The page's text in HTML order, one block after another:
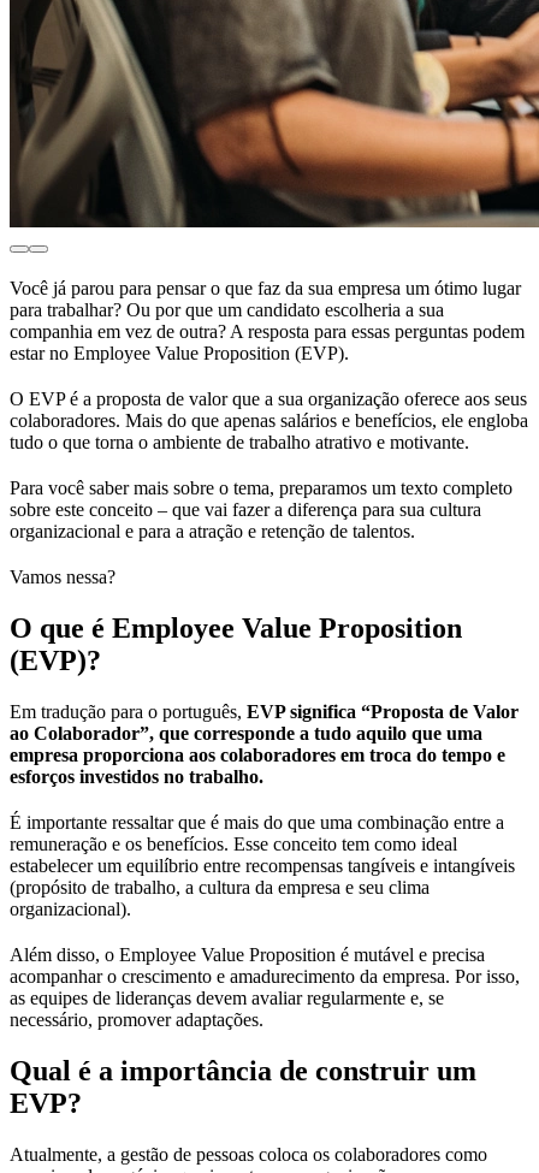
Você já parou para pensar o que faz da sua empresa um ótimo lugar
para trabalhar? Ou por que um candidato escolheria a sua
companhia em vez de outra? A resposta para essas perguntas podem
estar no Employee Value Proposition (EVP).
O EVP é a proposta de valor que a sua organização oferece aos seus
colaboradores. Mais do que apenas salários e benefícios, ele engloba
tudo o que torna o ambiente de trabalho atrativo e motivante.
Para você saber mais sobre o tema, preparamos um texto completo
sobre este conceito – que vai fazer a diferença para sua cultura
organizacional e para a atração e retenção de talentos.
Vamos nessa?
O que é Employee Value Proposition
(EVP)?
Em tradução para o português, EVP significa “Proposta de Valor
ao Colaborador”, que corresponde a tudo aquilo que uma
empresa proporciona aos colaboradores em troca do tempo e
esforços investidos no trabalho.
É importante ressaltar que é mais do que uma combinação entre a
remuneração e os benefícios. Esse conceito tem como ideal
estabelecer um equilíbrio entre recompensas tangíveis e intangíveis
(propósito de trabalho, a cultura da empresa e seu clima
organizacional).
Além disso, o Employee Value Proposition é mutável e precisa
acompanhar o crescimento e amadurecimento da empresa. Por isso,
as equipes de lideranças devem avaliar regularmente e, se
necessário, promover adaptações.
Qual é a importância de construir um
EVP?
Atualmente, a gestão de pessoas coloca os colaboradores como